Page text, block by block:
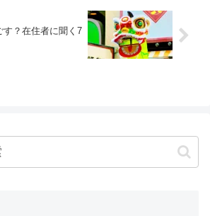
す？在住者に聞く7